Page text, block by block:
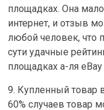
площадках. Она
интернет, и отзыв
любой человек, что
сути удачные
площадках а-ля
9. Купленный товар
60% случаев товар